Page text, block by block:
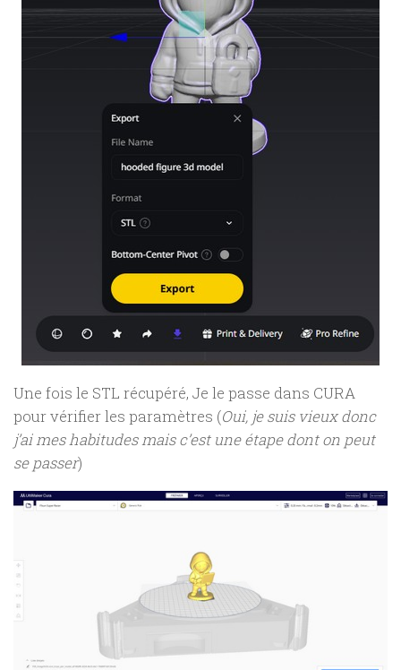
Une fois le STL récupéré, Je le passe dans CURA
pour vérifier les paramètres (Oui, je suis vieux donc
j’ai mes habitudes mais c’est une étape dont on peut
se passer)